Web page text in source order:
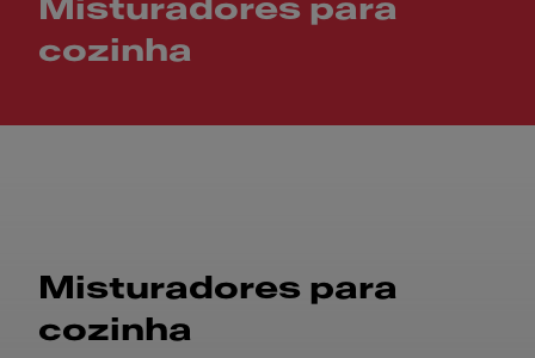
Misturadores para
cozinha
Misturadores para
cozinha